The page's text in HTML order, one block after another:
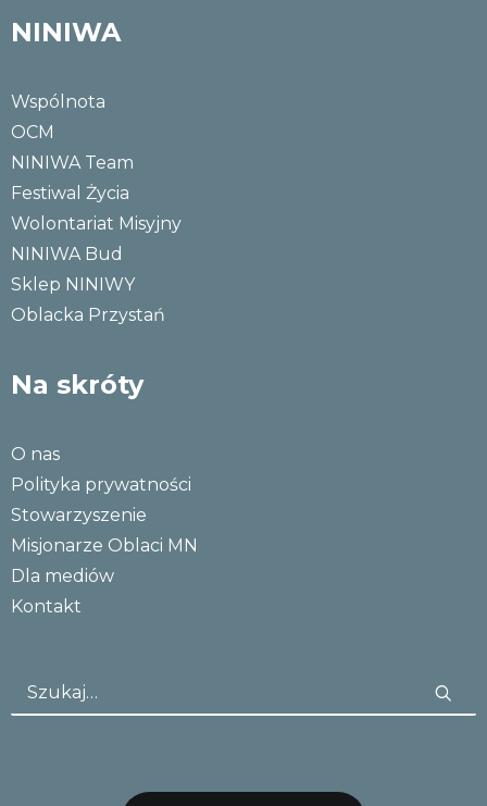
NINIWA
Wspólnota
OCM
NINIWA Team
Festiwal Życia
Wolontariat Misyjny
NINIWA Bud
Sklep NINIWY
Oblacka Przystań
Na skróty
O nas
Polityka prywatności
Stowarzyszenie
Misjonarze Oblaci MN
Dla mediów
Kontakt